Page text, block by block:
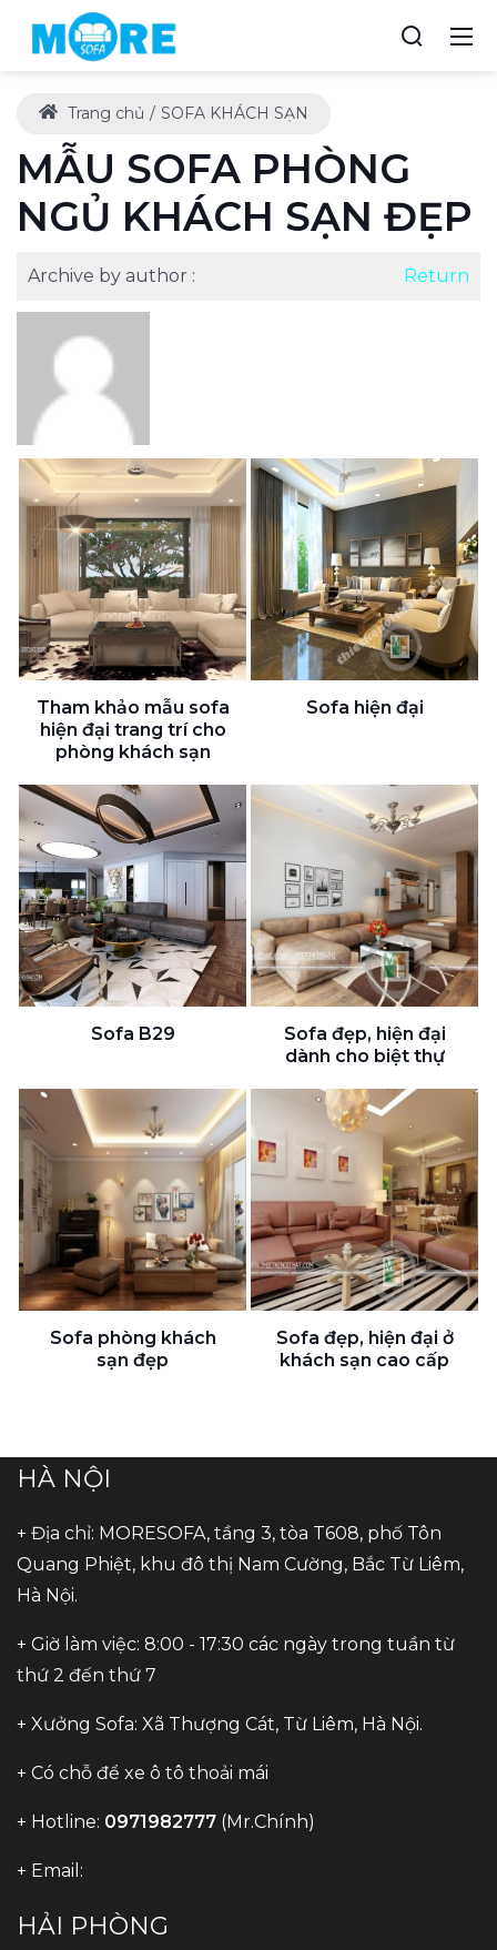
Trang chủ SOFA KHÁCH SẠN
MẪU SOFA PHÒNG
NGỦ KHÁCH SẠN ĐẸP
Archive by author : Return
Tham khảo mẫu sofa
hiện đại trang trí cho
phòng khách sạn
Sofa hiện đại
Sofa B29
Sofa đẹp, hiện đại
dành cho biệt thự
Sofa phòng khách
sạn đẹp
Sofa đẹp, hiện đại ở
khách sạn cao cấp
HÀ NỘI
+ Địa chỉ: MORESOFA, tầng 3, tòa T608, phố Tôn
Quang Phiệt, khu đô thị Nam Cường, Bắc Từ Liêm,
Hà Nội.
+ Giờ làm việc: 8:00 - 17:30 các ngày trong tuần từ
thứ 2 đến thứ 7
+ Xưởng Sofa: Xã Thượng Cát, Từ Liêm, Hà Nội.
+ Có chỗ để xe ô tô thoải mái
+ Hotline: 0971982777 (Mr.Chính)
+ Email:
HẢI PHÒNG